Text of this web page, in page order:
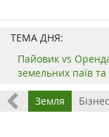
ТЕМА ДНЯ:
Пайовик vs
земельних паїв
Все Земля Бізнес